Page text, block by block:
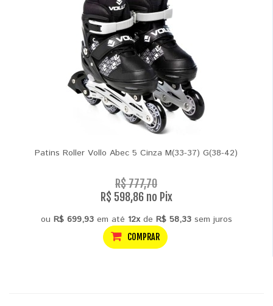
Patins Roller Vollo Abec 5 Cinza M(33-37) G(38-42)
R$ 777,70
R$ 598,86 no Pix
ou R$ 699,93em até 12xde R$ 58,33sem juros
COMPRAR